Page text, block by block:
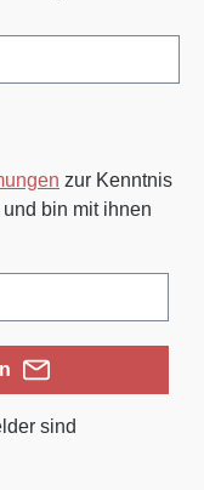
zur Kenntnis
bin mit ihnen
sind